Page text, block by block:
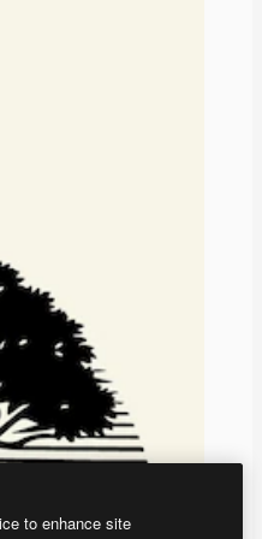
ИИ.
to enhance site